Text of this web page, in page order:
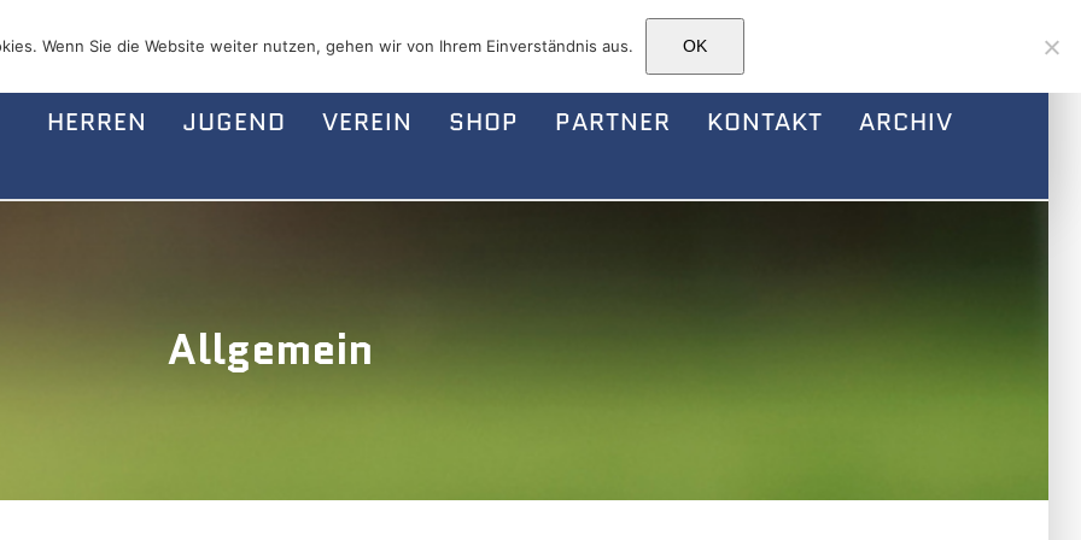
HERREN JUGEND VEREIN SHOP PARTNER KONTAKT ARCHIV
Allgemein
Wenn Sie die Website weiter nutzen, gehen wir von Ihrem Einverständnis aus. OK